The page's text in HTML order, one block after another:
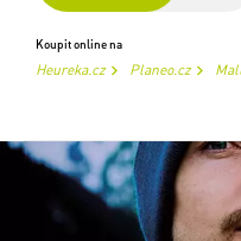
Koupit online na
Heureka.cz Planeo.cz